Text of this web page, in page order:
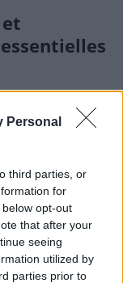
Personal
third parties, or
for
opt-out
that after your
seeing
utilized by
parties prior to
chimiques
préparer
ou